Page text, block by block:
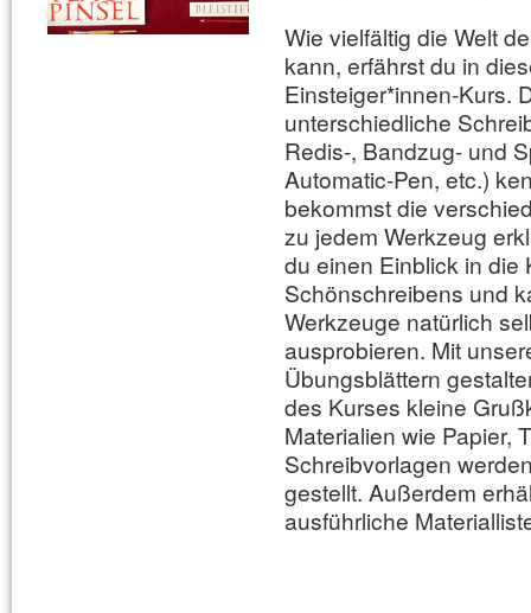
Wie vielfältig die Welt
kann, erfährst du in
Einsteiger*innen-Kurs.
unterschiedliche
Redis-, Bandzug- und
Automatic-Pen, etc.)
bekommst die
zu jedem Werkzeug
du einen Einblick in die
Schönschreibens und
Werkzeuge natürlich
ausprobieren. Mit
Übungsblättern
des Kurses kleine
Materialien wie Papier,
Schreibvorlagen
gestellt. Außerdem
ausführliche